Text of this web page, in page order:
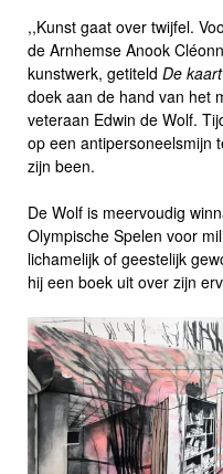
,,Kunst gaat over twijfel.
de Arnhemse Anook
kunstwerk, getiteld De
doek aan de hand van het
veteraan Edwin de Wolf.
op een antipersoneelsmijn
zijn been.
De Wolf is meervoudig
Olympische Spelen voor
lichamelijk of geestelijk
hij een boek uit over zijn